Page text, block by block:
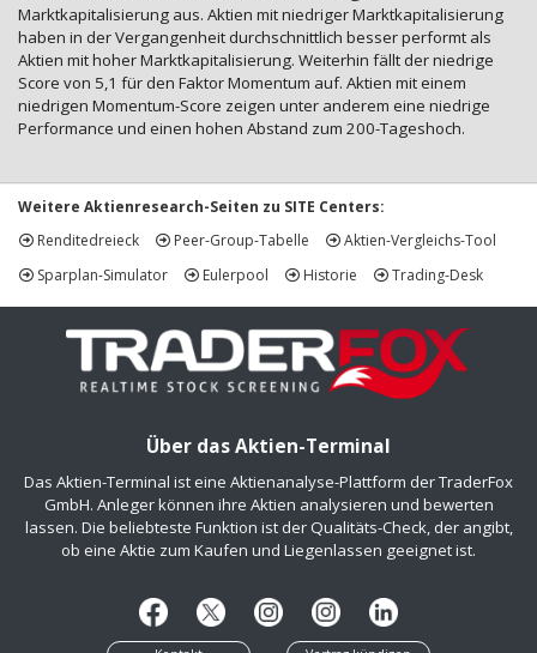
Marktkapitalisierung aus. Aktien mit niedriger Marktkapitalisierung
haben in der Vergangenheit durchschnittlich besser performt als
Aktien mit hoher Marktkapitalisierung. Weiterhin fällt der niedrige
Score von 5,1 für den Faktor Momentum auf. Aktien mit einem
niedrigen Momentum-Score zeigen unter anderem eine niedrige
Performance und einen hohen Abstand zum 200-Tageshoch.
Weitere Aktienresearch-Seiten zu SITE Centers:
Renditedreieck
Peer-Group-Tabelle
Aktien-Vergleichs-Tool
Sparplan-Simulator
Eulerpool Historie Trading-Desk
Über das Aktien-Terminal
Das Aktien-Terminal ist eine Aktienanalyse-Plattform der TraderFox
GmbH. Anleger können ihre Aktien analysieren und bewerten
lassen. Die beliebteste Funktion ist der Qualitäts-Check, der angibt,
ob eine Aktie zum Kaufen und Liegenlassen geeignet ist.